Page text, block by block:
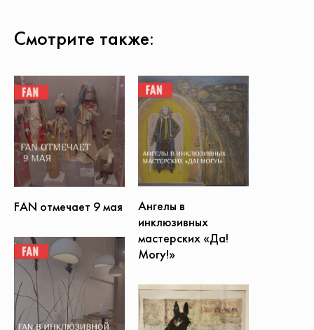
Смотрите также:
FAN отмечает 9 мая
Ангелы в
инклюзивных
мастерских «Да!
Могу!»